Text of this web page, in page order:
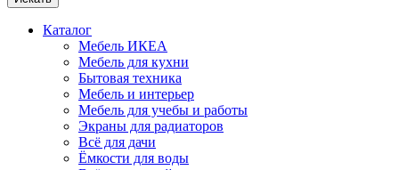
Каталог
Мебель ИКЕА
Мебель для кухни
Бытовая техника
Мебель и интерьер
Мебель для учебы и работы
Экраны для радиаторов
Всё для дачи
Ёмкости для воды